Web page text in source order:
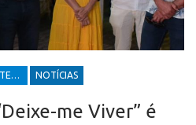
EVENTOS E ENTRETENIMENTOS NOTÍCIAS
me Viver” é